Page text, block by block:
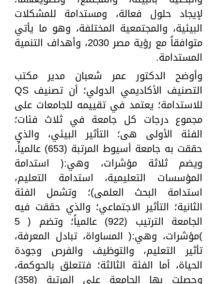
لإيجاد حلول فعالة، ومستدامة للمشكلات
البيئية، والمجتمعية المختلفة، وهو ما يأتي
متوافقاً مع رؤية مصر 2030، وأهداف التنمية
المستدامة.
وأوضح الدكتور عمر شعبان مدير مكتب
التصنيف الأكاديمي الدولي؛ أن تصنيف QS
للاستدامة؛ يعتمد في تقييمه للجامعات على
مجموع درجات كل جامعة في ثلاث فئات؛
الفئة الأولى هى؛ التأثير البيئي، والذي
حققت به جامعة أسيوط المرتبة (653) عالمياً،
ويضم ثلاثة مؤشرات، وهي:( استدامة
المؤسسات التعليمية، استدامة التعليم،
استدامة البحث العلمى)؛ وتشمل الفئة
الثانية؛ التأثير الاجتماعي؛ والذي حققت فيه
الجامعة الترتيب (922) عالمياً؛ وتضم ( 5
)مؤشرات، وهي:( المساواة، تبادل المعرفة،
تأثير التعليم، والتوظيف والفرص وجودة
الحياة، أما الفئة الثالثة؛ فتتعلق بالحوكمة،
وحصلت بها الجامعة على المرتبة (358)